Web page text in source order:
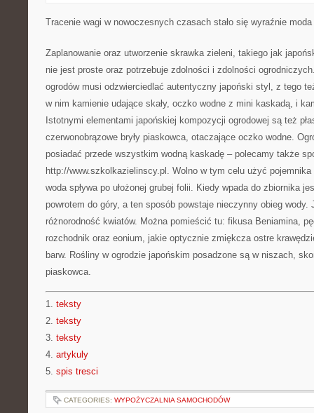
Tracenie wagi w nowoczesnych czasach stało się wyraźnie moda
Zaplanowanie oraz utworzenie skrawka zieleni, takiego jak
nie jest proste oraz potrzebuje zdolności i zdolności
ogrodów musi odzwierciedlać autentyczny japoński styl, z tego
w nim kamienie udające skały, oczko wodne z mini kaskadą, i
Istotnymi elementami japońskiej kompozycji ogrodowej są też
czerwonobrązowe bryły piaskowca, otaczające oczko wodne.
posiadać przede wszystkim wodną kaskadę – polecamy także
http://www.szkolkazielinscy.pl. Wolno w tym celu użyć
woda spływa po ułożonej grubej folii. Kiedy wpada do zbiornika
powrotem do góry, a ten sposób powstaje nieczynny obieg wody.
różnorodność kwiatów. Można pomieścić tu: fikusa Beniamina,
rozchodnik oraz eonium, jakie optycznie zmiękcza ostre
barw. Rośliny w ogrodzie japońskim posadzone są w niszach,
piaskowca.
1. teksty
2. teksty
3. teksty
4. artykuly
5. spis tresci
CATEGORIES: WYPOŻYCZALNIA SAMOCHODÓW